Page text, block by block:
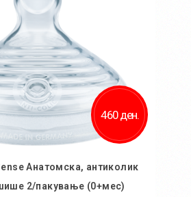
460 ден.
Анатомска, антиколик
2/пакување (0+мес)